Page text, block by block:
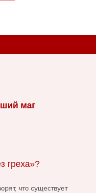
маг
греха»?
что существует